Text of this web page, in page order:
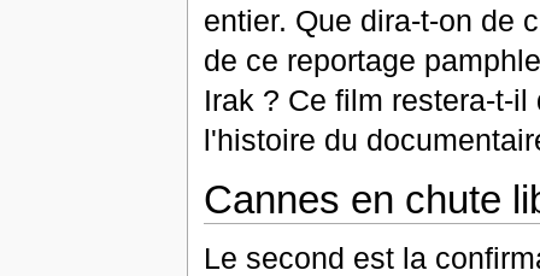
entier. Que dira-t-on de
de ce reportage
Irak ? Ce film restera-t-
l'histoire du
Cannes en chute
Le second est la